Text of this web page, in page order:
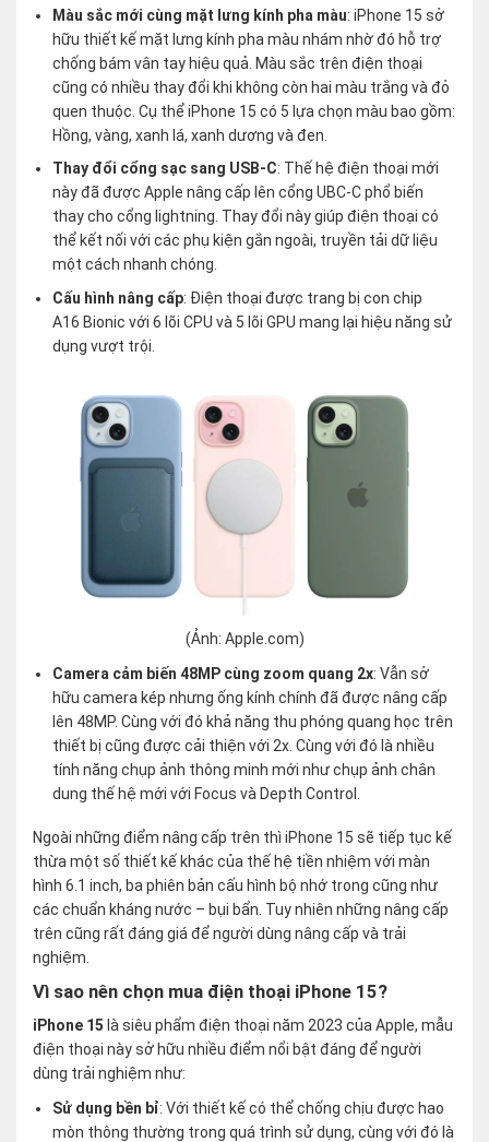
Màu sắc mới cùng mặt lưng kính pha màu: iPhone 15 sở
hữu thiết kế mặt lưng kính pha màu nhám nhờ đó hỗ trợ
chống bám vân tay hiệu quả. Màu sắc trên điện thoại
cũng có nhiều thay đổi khi không còn hai màu trắng và đỏ
quen thuộc. Cụ thể iPhone 15 có 5 lựa chọn màu bao gồm:
Hồng, vàng, xanh lá, xanh dương và đen.
Thay đổi cổng sạc sang USB-C: Thế hệ điện thoại mới
này đã được Apple nâng cấp lên cổng UBC-C phổ biến
thay cho cổng lightning. Thay đổi này giúp điện thoại có
thể kết nối với các phụ kiện gắn ngoài, truyền tải dữ liệu
một cách nhanh chóng.
Cấu hình nâng cấp: Điện thoại được trang bị con chip
A16 Bionic với 6 lõi CPU và 5 lõi GPU mang lại hiệu năng sử
dụng vượt trội.
(Ảnh: Apple.com)
Camera cảm biến 48MP cùng zoom quang 2x: Vẫn sở
hữu camera kép nhưng ống kính chính đã được nâng cấp
lên 48MP. Cùng với đó khả năng thu phóng quang học trên
thiết bị cũng được cải thiện với 2x. Cùng với đó là nhiều
tính năng chụp ảnh thông minh mới như chụp ảnh chân
dung thế hệ mới với Focus và Depth Control.
Ngoài những điểm nâng cấp trên thì iPhone 15 sẽ tiếp tục kế
thừa một số thiết kế khác của thế hệ tiền nhiệm với màn
hình 6.1 inch, ba phiên bản cấu hình bộ nhớ trong cũng như
các chuẩn kháng nước – bụi bẩn. Tuy nhiên những nâng cấp
trên cũng rất đáng giá để người dùng nâng cấp và trải
nghiệm.
Vì sao nên chọn mua điện thoại iPhone 15?
iPhone 15 là siêu phẩm điện thoại năm 2023 của Apple, mẫu
điện thoại này sở hữu nhiều điểm nổi bật đáng để người
dùng trải nghiệm như:
Sử dụng bền bỉ: Với thiết kế có thể chống chịu được hao
mòn thông thường trong quá trình sử dụng, cùng với đó là